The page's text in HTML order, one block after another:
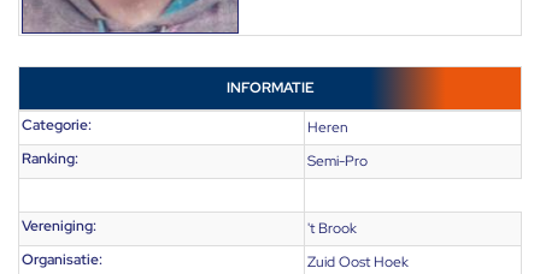
INFORMATIE
Categorie:
Heren
Ranking:
Semi-Pro
Vereniging:
't Brook
Organisatie:
Zuid Oost Hoek